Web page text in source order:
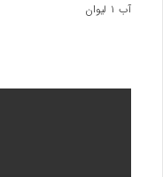
آب ۱ لیوان